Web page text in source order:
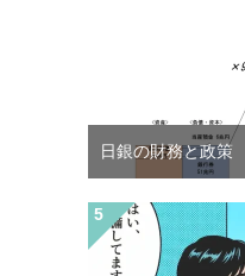
日銀の財務と政策